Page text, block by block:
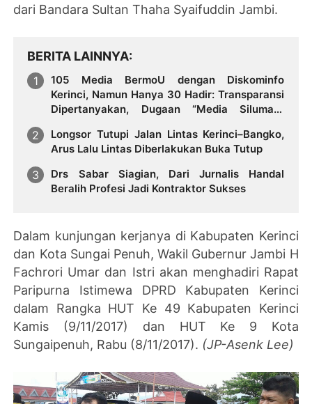
dari Bandara Sultan Thaha Syaifuddin Jambi.
BERITA LAINNYA
105 Media BermoU dengan Diskominfo
Kerinci, Namun Hanya 30 Hadir: Transparansi
Dipertanyakan, Dugaan “Media Siluman”
Longsor Tutupi Jalan Lintas Kerinci–Bangko,
Arus Lalu Lintas Diberlakukan Buka Tutup
Drs Sabar Siagian, Dari Jurnalis Handal
Beralih Profesi Jadi Kontraktor Sukses
Dalam kunjungan kerjanya di Kabupaten Kerinci
dan Kota Sungai Penuh, Wakil Gubernur Jambi H
Fachrori Umar dan Istri akan menghadiri Rapat
Paripurna Istimewa DPRD Kabupaten Kerinci
dalam Rangka HUT Ke 49 Kabupaten Kerinci
Kamis (9/11/2017) dan HUT Ke 9 Kota
Sungaipenuh, Rabu (8/11/2017). (JP-Asenk Lee)